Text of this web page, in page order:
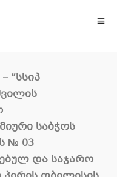
“სსიპ
საბჭოს
№ 03
და საჯარო